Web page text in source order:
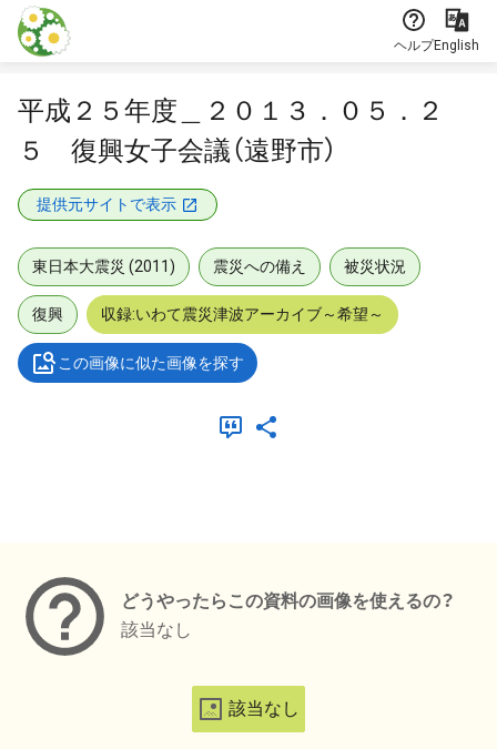
本文に飛ぶ
ヘルプEnglish
平成２５年度＿２０１３．０５．２
５ 復興女子会議（遠野市）
提供元サイトで表示
東日本大震災 (2011) 震災への備え 被災状況
復興 収録:いわて震災津波アーカイブ～希望～
この画像に似た画像を探す
どうやったらこの資料の画像を使えるの？
該当なし
該当なし